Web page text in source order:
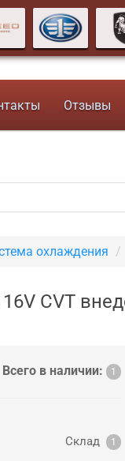
Отзывы
охлаждения
CVT
Всего в наличии: 1
Склад 1